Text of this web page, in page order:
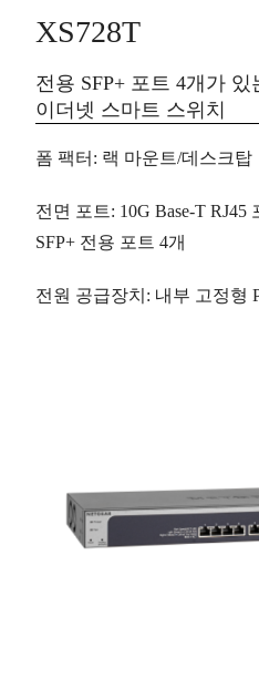
XS728T
전용 SFP+ 포트 4개가 있
이더넷 스마트 스위치
폼 팩터 : 랙 마운트/데스크탑
전면 포트: 10G Base-T RJ45
SFP+ 전용 포트 4개
전원 공급장치 : 내부 고정형